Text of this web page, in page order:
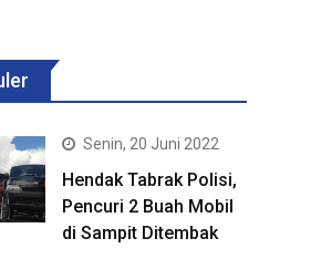
Senin, 20 Juni 2022
Hendak Tabrak Polisi,
Pencuri 2 Buah Mobil
di Sampit Ditembak